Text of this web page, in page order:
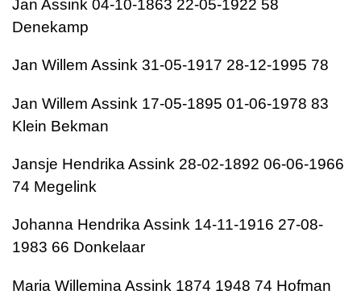
Jan Assink 04-10-1863 22-05-1922 58
Denekamp
Jan Willem Assink 31-05-1917 28-12-1995 78
Jan Willem Assink 17-05-1895 01-06-1978 83
Klein Bekman
Jansje Hendrika Assink 28-02-1892 06-06-1966
74 Megelink
Johanna Hendrika Assink 14-11-1916 27-08-
1983 66 Donkelaar
Maria Willemina Assink 1874 1948 74 Hofman